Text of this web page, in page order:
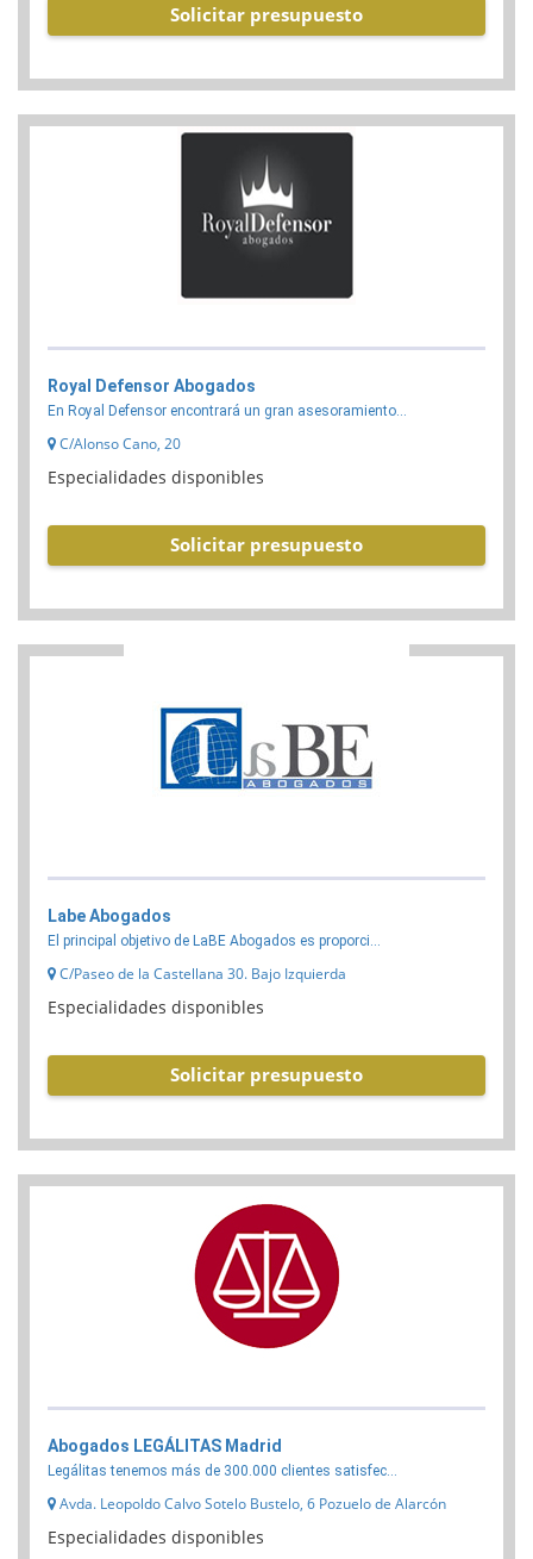
Solicitar presupuesto
Royal Defensor Abogados
En Royal Defensor encontrará un gran asesoramiento...
C/Alonso Cano, 20
Especialidades disponibles
Solicitar presupuesto
Labe Abogados
El principal objetivo de LaBE Abogados es proporci...
C/Paseo de la Castellana 30. Bajo Izquierda
Especialidades disponibles
Solicitar presupuesto
Abogados LEGÁLITAS Madrid
Legálitas tenemos más de 300.000 clientes satisfec...
Avda. Leopoldo Calvo Sotelo Bustelo, 6 Pozuelo de Alarcón
Especialidades disponibles